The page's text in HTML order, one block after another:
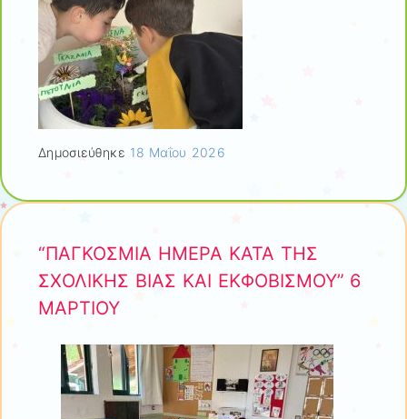
Δημοσιεύθηκε 18 Μαΐου 2026
“ΠΑΓΚΟΣΜΙΑ ΗΜΕΡΑ ΚΑΤΑ ΤΗΣ
ΣΧΟΛΙΚΗΣ ΒΙΑΣ ΚΑΙ ΕΚΦΟΒΙΣΜΟΥ” 6
ΜΑΡΤΙΟΥ